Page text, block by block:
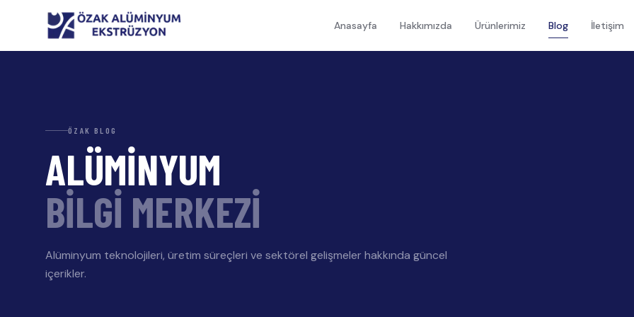
Anasayfa Hakkımızda Ürünlerimiz Blog İletişim
ÖZAK BLOG
ALÜMİNYUM
BİLGİ MERKEZİ
Alüminyum teknolojileri, üretim süreçleri ve sektörel gelişmeler hakkında güncel
içerikler.